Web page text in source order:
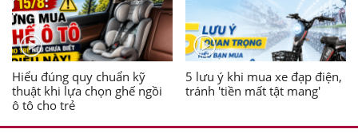
Hiểu đúng quy chuẩn kỹ
thuật khi lựa chọn ghế ngồi
ô tô cho trẻ
5 lưu ý khi mua xe đạp điện,
tránh 'tiền mất tật mang'